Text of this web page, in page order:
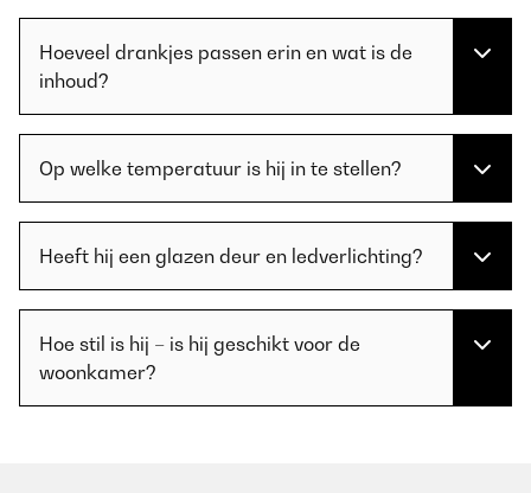
Hoeveel drankjes passen erin en wat is de
inhoud?
Op welke temperatuur is hij in te stellen?
Heeft hij een glazen deur en ledverlichting?
Hoe stil is hij – is hij geschikt voor de
woonkamer?